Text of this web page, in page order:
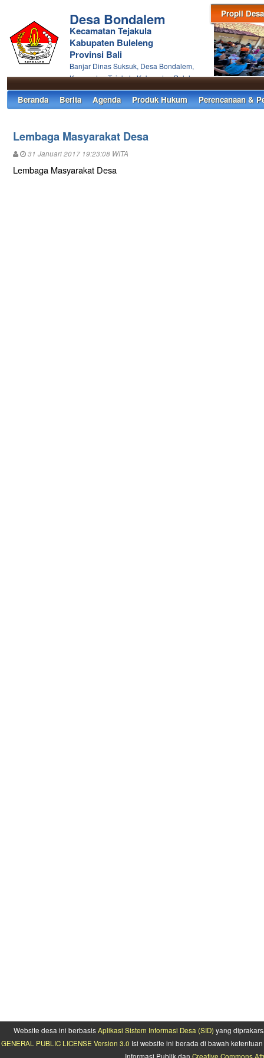
Propil Desa
Desa Bondalem
Kecamatan Tejakula
Kabupaten Buleleng
Provinsi Bali
Banjar Dinas Suksuk, Desa Bondalem,
Kecamatan Tejakula Kabupaten Buleleng
Beranda Berita Agenda Produk Hukum Perencanaan &
Lembaga Masyarakat Desa
31 Januari 2017 19:23:08 WITA
Lembaga Masyarakat Desa
Website desa ini berbasisAplikasi Sistem Informasi Desa (SID) yang
GENERAL PUBLIC LICENSE Version 3.0 Isi website ini berada di bawah
Informasi Publik dan Creative Commons